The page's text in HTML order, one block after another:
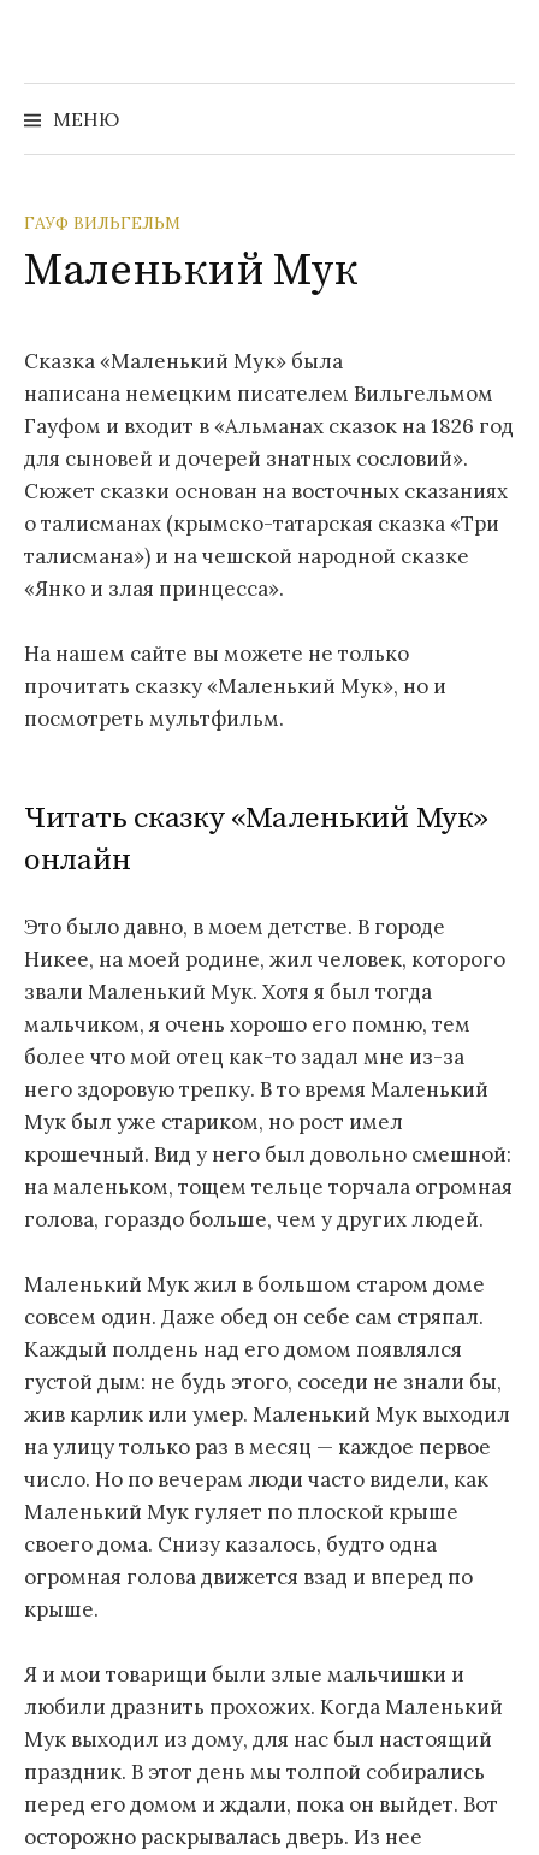
содержимому
МЕНЮ
Найти:
ГАУФ ВИЛЬГЕЛЬМ
Маленький Мук
Сказка «Маленький Мук» была
написана немецким писателем Вильгельмом
Гауфом и входит в «Альманах сказок на 1826 год
для сыновей и дочерей знатных сословий».
Сюжет сказки основан на восточных сказаниях
о талисманах (крымско-татарская сказка «Три
талисмана») и на чешской народной сказке
«Янко и злая принцесса».
На нашем сайте вы можете не только
прочитать сказку «Маленький Мук», но и
посмотреть мультфильм.
Читать сказку «Маленький Мук»
онлайн
Это было давно, в моем детстве. В городе
Никее, на моей родине, жил человек, которого
звали Маленький Мук. Хотя я был тогда
мальчиком, я очень хорошо его помню, тем
более что мой отец как-то задал мне из-за
него здоровую трепку. В то время Маленький
Мук был уже стариком, но рост имел
крошечный. Вид у него был довольно смешной:
на маленьком, тощем тельце торчала огромная
голова, гораздо больше, чем у других людей.
Маленький Мук жил в большом старом доме
совсем один. Даже обед он себе сам стряпал.
Каждый полдень над его домом появлялся
густой дым: не будь этого, соседи не знали бы,
жив карлик или умер. Маленький Мук выходил
на улицу только раз в месяц — каждое первое
число. Но по вечерам люди часто видели, как
Маленький Мук гуляет по плоской крыше
своего дома. Снизу казалось, будто одна
огромная голова движется взад и вперед по
крыше.
Я и мои товарищи были злые мальчишки и
любили дразнить прохожих. Когда Маленький
Мук выходил из дому, для нас был настоящий
праздник. В этот день мы толпой собирались
перед его домом и ждали, пока он выйдет. Вот
осторожно раскрывалась дверь. Из нее